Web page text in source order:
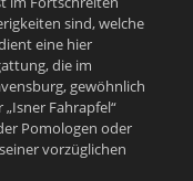
sind, welche
eine hier
die im
gewöhnlich
Fahrapfel“
Pomologen oder
vorzüglichen